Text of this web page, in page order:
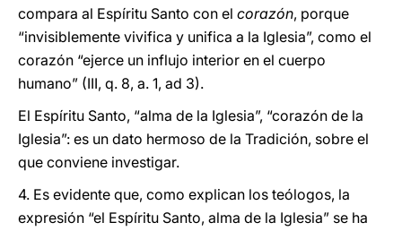
compara al Espíritu Santo con el corazón, porque
“invisiblemente vivifica y unifica a la Iglesia”, como el
corazón “ejerce un influjo interior en el cuerpo
humano” (III, q. 8, a. 1, ad 3).
El Espíritu Santo, “alma de la Iglesia”, “corazón de la
Iglesia”: es un dato hermoso de la Tradición, sobre el
que conviene investigar.
4. Es evidente que, como explican los teólogos, la
expresión “el Espíritu Santo, alma de la Iglesia” se ha